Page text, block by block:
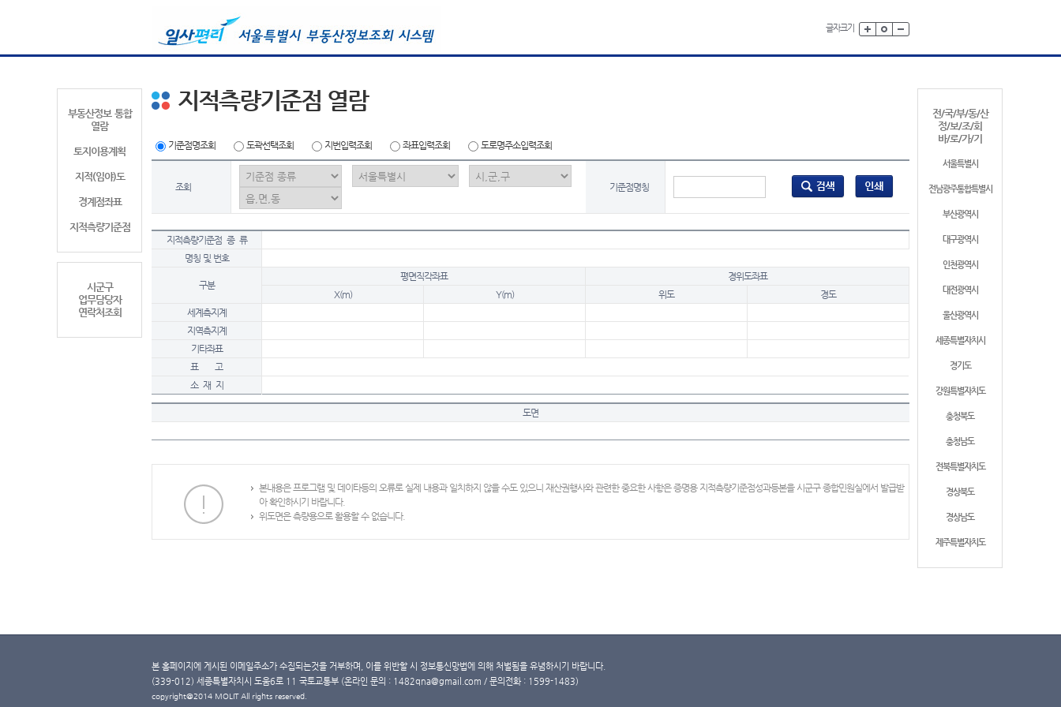
글자크기
부동산정보 통합
열람
토지이용계획
지적(임야)도
경계점좌표
지적측량기준점
시군구
업무담당자
연락처조회
전/국/부/동/산
정/보/조/회
바/로/가/기
서울특별시
전남광주통합특별시
부산광역시
대구광역시
인천광역시
대전광역시
울산광역시
세종특별자치시
경기도
강원특별자치도
충청북도
충청남도
전북특별자치도
경상북도
경상남도
제주특별자치도
지적측량기준점 열람
기준점명조회 도곽선택조회 지번입력조회 좌표입력조회 도로명주소입력조회
조회 기준점명칭
지적측량기준점 종 류
명칭 및 번호
구분
평면직각좌표
경위도좌표
X(m)
Y(m) 위도
경도
세계측지계
지역측지계
기타좌표
표 고
소 재 지
도면
본내용은 프로그램 및 데이타등의 오류로 실제 내용과 일치하지 않을 수도 있으니 재산권행사와 관련한 중요한 사항은 증명용 지적측량기준점성과등본을 시군구 종합민원실에서 발급받
아 확인하시기 바랍니다.
위도면은 측량용으로 활용할 수 없습니다.
본 홈페이지에 게시된 이메일주소가 수집되는것을 거부하며, 이를 위반할 시 정보통신망법에 의해 처벌됨을 유념하시기 바랍니다.
(339-012) 세종특별자치시 도움6로 11 국토교통부 (온라인 문의 : 1482qna@gmail.com / 문의전화 : 1599-1483)
copyright@2014 MOLIT All rights reserved.